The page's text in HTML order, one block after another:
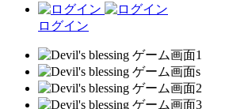
ログイン